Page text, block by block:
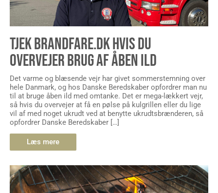
TJEK BRANDFARE.DK HVIS DU
OVERVEJER BRUG AF ÅBEN ILD
Det varme og blæsende vejr har givet sommerstemning over
hele Danmark, og hos Danske Beredskaber opfordrer man nu
til at bruge åben ild med omtanke. Det er mega-lækkert vejr,
så hvis du overvejer at få en pølse på kulgrillen eller du lige
vil af med noget ukrudt ved at benytte ukrudtsbrænderen, så
opfordrer Danske Beredskaber […]
Læs mere